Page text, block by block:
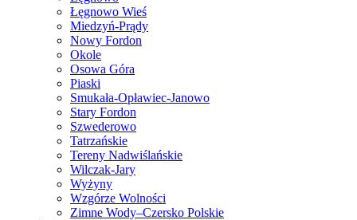
Łęgnowo Wieś
Miedzyń-Prądy
Nowy Fordon
Okole
Osowa Góra
Piaski
Smukała-Opławiec-Janowo
Stary Fordon
Szwederowo
Tatrzańskie
Tereny Nadwiślańskie
Wilczak-Jary
Wyżyny
Wzgórze Wolności
Zimne Wody–Czersko Polskie